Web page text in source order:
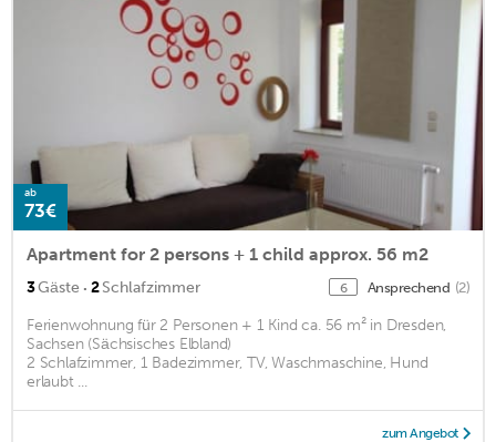
ab
73€
Apartment for 2 persons + 1 child approx. 56 m2
3Gäste · 2Schlafzimmer 6 Ansprechend (2)
Ferienwohnung für 2 Personen + 1 Kind ca. 56 m² in Dresden,
Sachsen (Sächsisches Elbland)
2 Schlafzimmer, 1 Badezimmer, TV, Waschmaschine, Hund
erlaubt ...
zum Angebot